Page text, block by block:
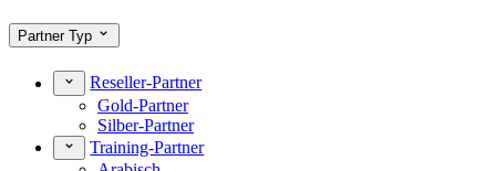
Partner Typ
Reseller-Partner
Gold-Partner
Silber-Partner
Training-Partner